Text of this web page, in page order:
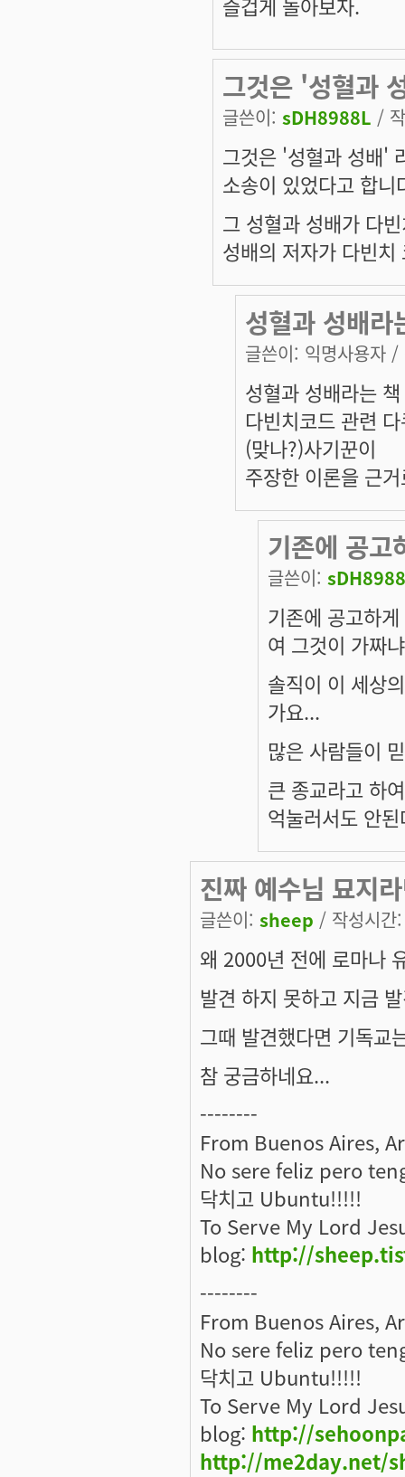
그것은 '성혈과
글쓴이: sDH8988L /
그것은 '성혈과 성배'
소송이 있었다고 합
그 성혈과 성배가 다
성배의 저자가 다빈
성혈과 성배라
글쓴이: 익명사용자 /
성혈과 성배라는
다빈치코드 관련
(맞나?)사기꾼이
주장한 이론을 근
기존에 공고
글쓴이:
기존에 공고하
여 그것이 가짜
솔직이 이 세상
가요...
많은 사람들이
큰 종교라고 하
억눌러서도 안
진짜 예수님 묘지
글쓴이: sheep / 작성시
왜 2000년 전에 로마나
발견 하지 못하고 지금
그때 발견했다면 기독교
참 궁금하네요...
--------
From Buenos Aires,
No sere feliz pero
닥치고 Ubuntu!!!!!
To Serve My Lord
blog: http://
--------
From Buenos Aires,
No sere feliz pero
닥치고 Ubuntu!!!!!
To Serve My Lord
blog: http://
http://me2day.net/